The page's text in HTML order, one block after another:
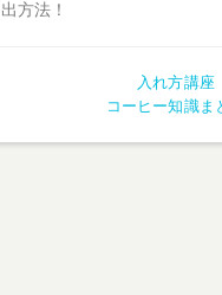
出方法！
入れ方講座
コーヒー知識ま